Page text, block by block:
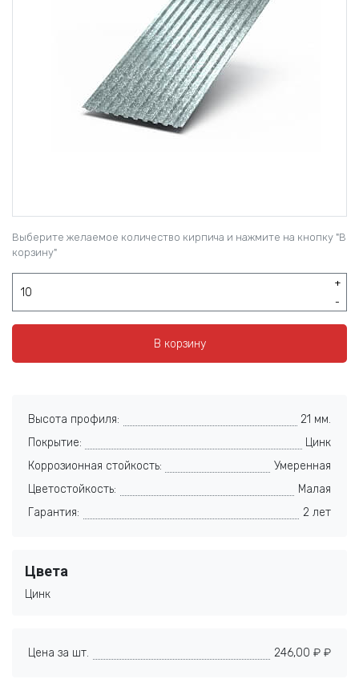
Выберите желаемое количество кирпича и нажмите на кнопку "В
корзину"
+
-
В корзину
Высота профиля:
21 мм.
Покрытие:
Цинк
Коррозионная стойкость:
Умеренная
Цветостойкость:
Малая
Гарантия:
2 лет
Цвета
Цинк
Цена за шт. 246,00 ₽ ₽